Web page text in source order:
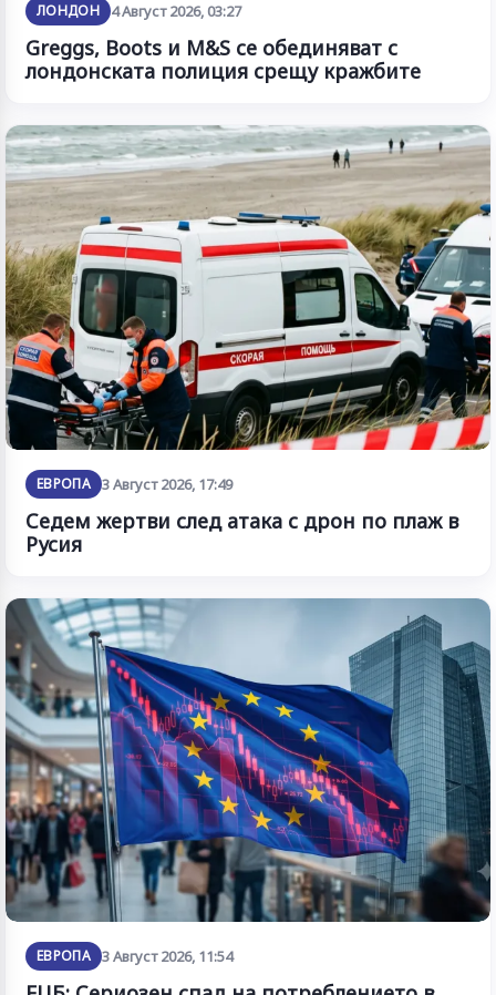
ЛОНДОН 4 Август 2026, 03:27
Greggs, Boots и M&S се обединяват с
лондонската полиция срещу кражбите
ЕВРОПА 3 Август 2026, 17:49
Седем жертви след атака с дрон по плаж в
Русия
ЕВРОПА 3 Август 2026, 11:54